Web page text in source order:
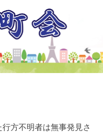
方不明者は無事発見さ